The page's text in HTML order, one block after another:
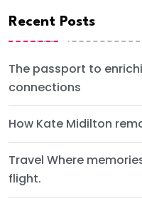
Recent Posts
The passport to
connections
How Kate Midilton
Travel Where
flight.